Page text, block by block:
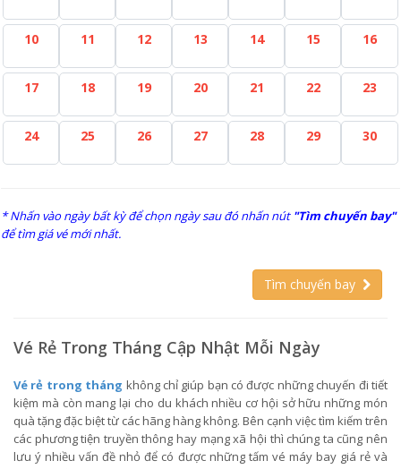
10 11 12 13 14 15 16
17 18 19 20 21 22 23
24 25 26 27 28 29 30
* Nhấn vào ngày bất kỳ để chọn ngày sau đó nhấn nút "Tìm chuyến bay"
để tìm giá vé mới nhất.
Tìm chuyến bay
Vé Rẻ Trong Tháng Cập Nhật Mỗi Ngày
Vé rẻ trong tháng không chỉ giúp bạn có được những chuyến đi tiết
kiệm mà còn mang lại cho du khách nhiều cơ hội sở hữu những món
quà tặng đặc biệt từ các hãng hàng không. Bên cạnh việc tìm kiếm trên
các phương tiện truyền thông hay mạng xã hội thì chúng ta cũng nên
lưu ý nhiều vấn đề nhỏ để có được những tấm vé máy bay giá rẻ và